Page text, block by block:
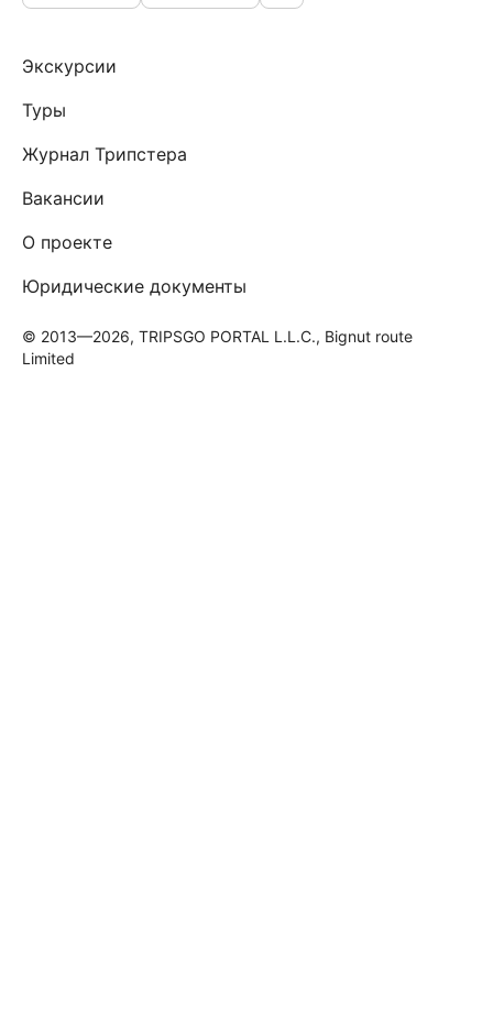
Экскурсии
Туры
Журнал Трипстера
Вакансии
О проекте
Юридические документы
© 2013—2026, TRIPSGO PORTAL L.L.C., Bignut route
Limited